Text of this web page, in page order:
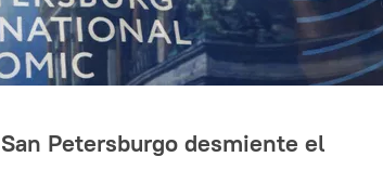
Petersburgo desmiente el